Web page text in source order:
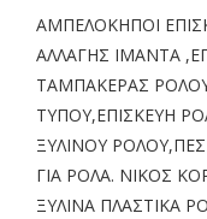
ΑΜΠΕΛΟΚΗΠΟΙ
ΑΛΛΑΓΗΣ ΙΜΑΝΤΑ
ΤΑΜΠΑΚΕΡΑΣ
ΤΥΠΟΥ,ΕΠΙΣΚΕΥΗ
ΞΥΛΙΝΟΥ
ΓΙΑ ΡΟΛΑ. ΝΙΚΟΣ
ΞΥΛΙΝΑ ΠΛΑΣΤΙΚΑ